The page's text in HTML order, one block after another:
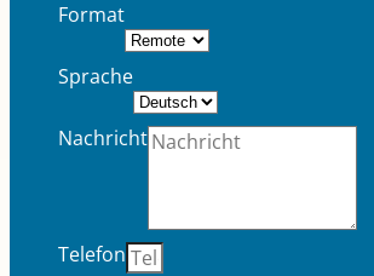
Format
Sprache
Nachricht
Telefon